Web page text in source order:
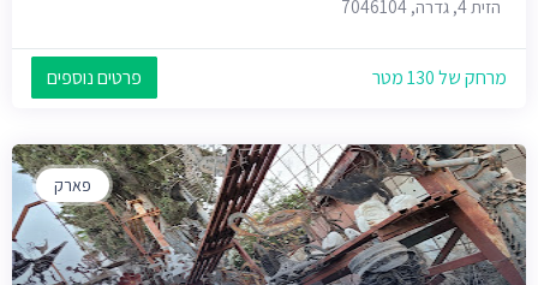
הזית 4, גדרה, 7046104
מרחק של 130 מטר פרטים נוספים
פארק